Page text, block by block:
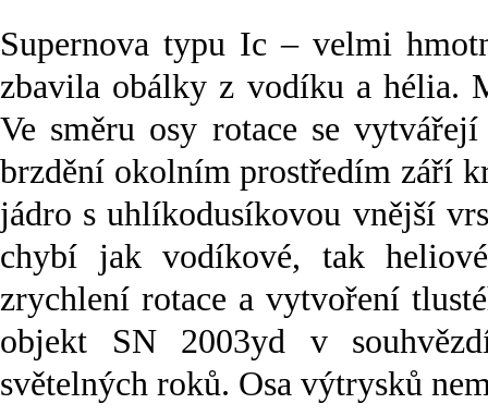
Supernova typu Ic – velmi
zbavila obálky z vodíku a hélia.
Ve směru osy rotace se
brzdění okolním prostředím září
jádro s uhlíkodusíkovou vnější
chybí jak vodíkové, tak
zrychlení rotace a vytvoření
objekt SN 2003yd v
světelných roků. Osa výtrysků